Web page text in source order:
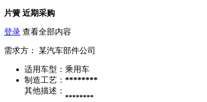
片簧 近期采购
登录 查看全部内容
需求方： 某汽车部件公司
适用车型： 乘用车
制造工艺： ********
其他描述：
********